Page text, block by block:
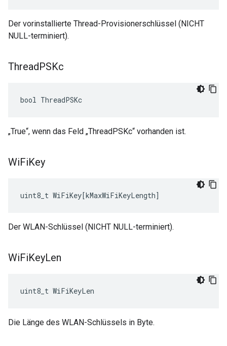
Der vorinstallierte Thread-Provisionerschlüssel (NICHT
NULL-terminiert).
ThreadPSKc
bool ThreadPSKc
„True“, wenn das Feld „ThreadPSKc“ vorhanden ist.
WiFiKey
uint8_t WiFiKey[kMaxWiFiKeyLength]
Der WLAN-Schlüssel (NICHT NULL-terminiert).
WiFiKeyLen
uint8_t WiFiKeyLen
Die Länge des WLAN-Schlüssels in Byte.